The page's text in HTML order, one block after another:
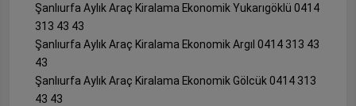
Şanlıurfa Aylık Araç Kiralama Ekonomik Yukarıgöklü 0414
313 43 43
Şanlıurfa Aylık Araç Kiralama Ekonomik Argıl 0414 313 43
43
Şanlıurfa Aylık Araç Kiralama Ekonomik Gölcük 0414 313
43 43